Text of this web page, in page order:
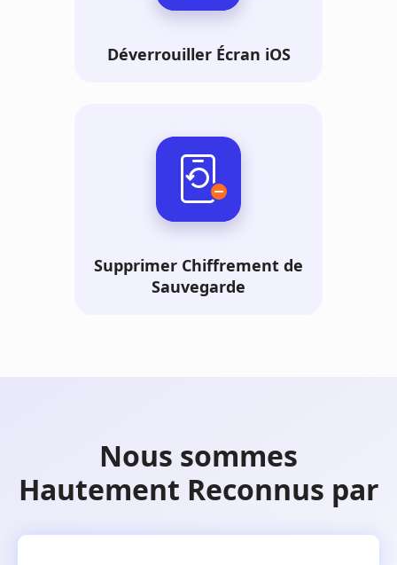
Déverrouiller Écran iOS
Supprimer Chiffrement de
Sauvegarde
Nous sommes
Hautement Reconnus par